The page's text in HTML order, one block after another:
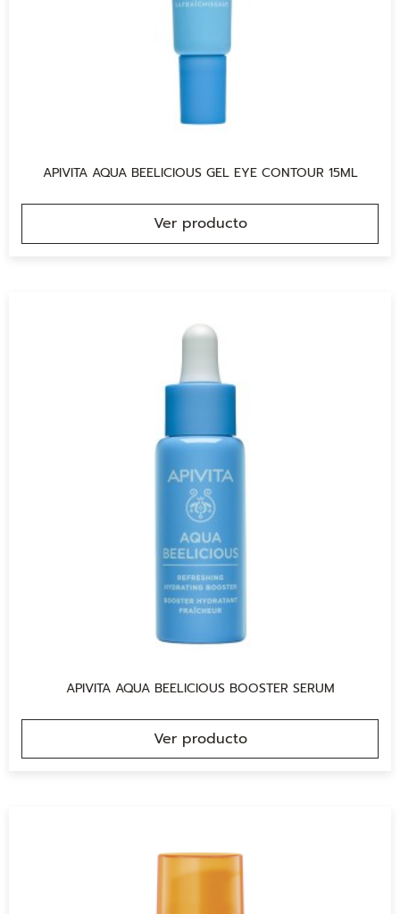
APIVITA AQUA BEELICIOUS GEL EYE CONTOUR 15ML
Ver producto
APIVITA AQUA BEELICIOUS BOOSTER SERUM
Ver producto